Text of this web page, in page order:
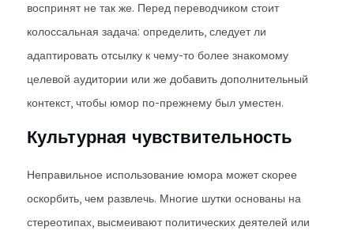
воспринят не так же. Перед переводчиком стоит
колоссальная задача: определить, следует ли
адаптировать отсылку к чему-то более знакомому
целевой аудитории или же добавить дополнительный
контекст, чтобы юмор по-прежнему был уместен.
Культурная чувствительность
Неправильное использование юмора может скорее
оскорбить, чем развлечь. Многие шутки основаны на
стереотипах, высмеивают политических деятелей или